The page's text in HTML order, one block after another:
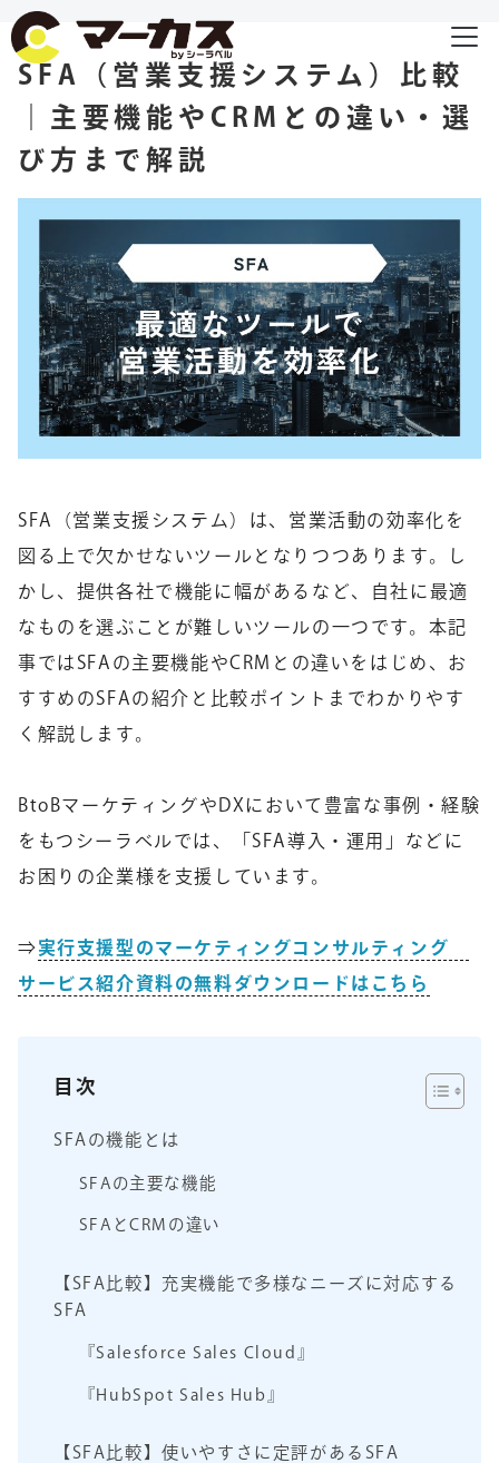
SFA（営業支援システム）比較
｜主要機能やCRMとの違い・選
び方まで解説
SFA（営業支援システム）は、営業活動の効率化を
図る上で欠かせないツールとなりつつあります。し
かし、提供各社で機能に幅があるなど、自社に最適
なものを選ぶことが難しいツールの一つです。本記
事ではSFAの主要機能やCRMとの違いをはじめ、お
すすめのSFAの紹介と比較ポイントまでわかりやす
く解説します。
BtoBマーケティングやDXにおいて豊富な事例・経験
をもつシーラベルでは、「SFA導入・運用」などに
お困りの企業様を支援しています。
⇒実行支援型のマーケティングコンサルティング
サービス紹介資料の無料ダウンロードはこちら
目次
SFAの機能とは
SFAの主要な機能
SFAとCRMの違い
【SFA比較】充実機能で多様なニーズに対応する
SFA
『Salesforce Sales Cloud』
『HubSpot Sales Hub』
【SFA比較】使いやすさに定評があるSFA